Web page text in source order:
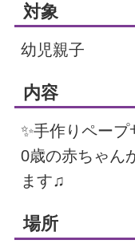
対象
幼児親子
内容
✨手作りペープ
0歳の赤ちゃん
ます♫
場所